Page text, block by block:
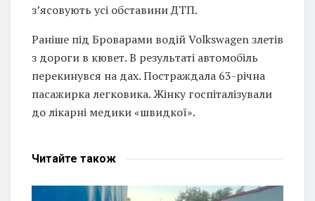
з’ясовують усі обставини ДТП.
Раніше під Броварами водій Volkswagen злетів
з дороги в кювет. В результаті автомобіль
перекинувся на дах. Постраждала 63-річна
пасажирка легковика. Жінку госпіталізували
до лікарні медики «швидкої».
Читайте також